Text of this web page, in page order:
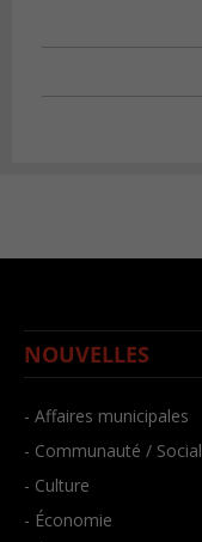
NOUVELLES
- Affaires municipales
- Communauté / Social
- Culture
- Économie